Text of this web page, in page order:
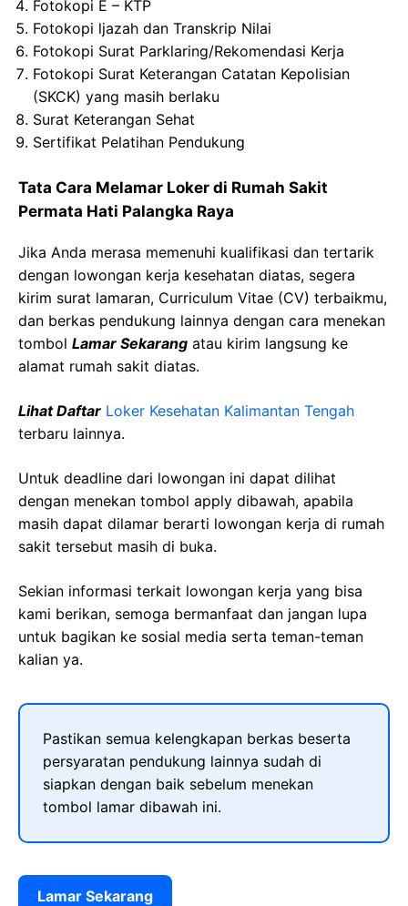
Fotokopi E – KTP
Fotokopi ljazah dan Transkrip Nilai
Fotokopi Surat Parklaring/Rekomendasi Kerja
Fotokopi Surat Keterangan Catatan Kepolisian
(SKCK) yang masih berlaku
Surat Keterangan Sehat
Sertifikat Pelatihan Pendukung
Tata Cara Melamar Loker di Rumah Sakit
Permata Hati Palangka Raya
Jika Anda merasa memenuhi kualifikasi dan tertarik
dengan lowongan kerja kesehatan diatas, segera
kirim surat lamaran, Curriculum Vitae (CV) terbaikmu,
dan berkas pendukung lainnya dengan cara menekan
tombol Lamar Sekarang atau kirim langsung ke
alamat rumah sakit diatas.
Lihat Daftar Loker Kesehatan Kalimantan Tengah
terbaru lainnya.
Untuk deadline dari lowongan ini dapat dilihat
dengan menekan tombol apply dibawah, apabila
masih dapat dilamar berarti lowongan kerja di rumah
sakit tersebut masih di buka.
Sekian informasi terkait lowongan kerja yang bisa
kami berikan, semoga bermanfaat dan jangan lupa
untuk bagikan ke sosial media serta teman-teman
kalian ya.
Pastikan semua kelengkapan berkas beserta
persyaratan pendukung lainnya sudah di
siapkan dengan baik sebelum menekan
tombol lamar dibawah ini.
Lamar Sekarang